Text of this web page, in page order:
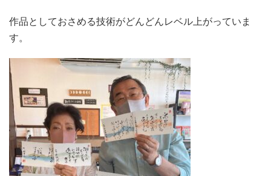
作品としておさめる技術がどんどんレベル上がっていま
す。